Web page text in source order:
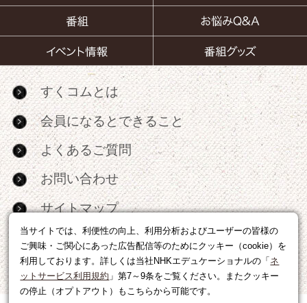
当サイトでは、利便性の向上、利用分析およびユーザーの皆様の
ご興味・ご関心にあった広告配信等のためにクッキー（cookie）を
利用しております。詳しくは当社NHKエデュケーショナルの「 ネ
ットサービス利用規約 」第7～9条をご覧ください。またクッキー
の停止（オプトアウト）もこちらから可能です。
すくコムとは
会員になるとできること
よくあるご質問
お問い合わせ
サイトマップ
RSS
広告出稿・パートナーシップについて